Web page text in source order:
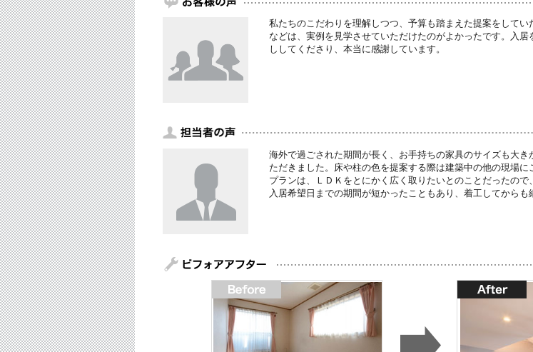
私たちのこだわりを理解しつつ、予算も踏まえた提案をして
などは、実例を見学させていただけたのがよかったです。入
ししてくださり、本当に感謝しています。
海外で過ごされた期間が長く、お手持ちの家具のサイズも大
ただきました。床や柱の色を提案する際は建築中の他の現場に
プランは、ＬＤＫをとにかく広く取りたいとのことだったの
入居希望日までの期間が短かったこともあり、着工してからも